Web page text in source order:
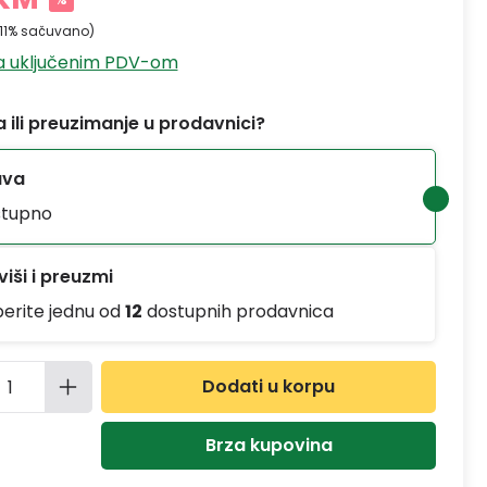
sačuvano)
uključenim PDV-om
ili preuzimanje u prodavnici?
i preuzmi
jednu od12 dostupnih prodavnica
proizvoda: Unesite željenu
Dodati u korpu
Brza kupovina